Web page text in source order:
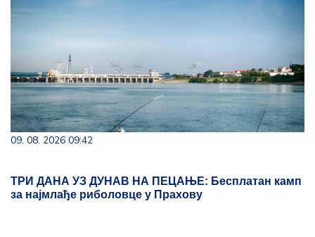
09. 08. 2026 09:42
ТРИ ДАНА УЗ ДУНАВ НА ПЕЦАЊЕ: Бесплатан камп
за најмлађе риболовце у Прахову